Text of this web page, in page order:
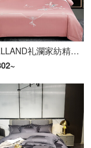
LEELLAND礼瀾家紡精梳綿刺繍の全綿ベッドの上の四点セットの純綿高品質刺繍ベッドセットの月色あんこ1.5-1.8メートルベッド/200*230 cm